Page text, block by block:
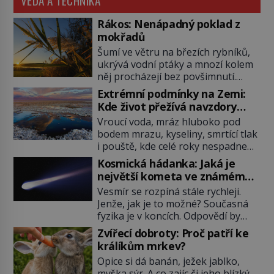
Rákos: Nenápadný poklad z
mokřadů
Šumí ve větru na březích rybníků,
ukrývá vodní ptáky a mnozí kolem
něj procházejí bez povšimnutí.
Přesto právě rákos pomáhal stavět
domy, vyrábět lodě, zapisovat první
texty a inspiroval řadu pověstí.
Tato skromná, ale užitečná
rostlina provází člověka už tisíce
let. Většina lidí vnímá rákos jen jako
obyčejnou kulisu letního koupání.
Stačí se však podívat […]
Extrémní podmínky na Zemi:
Kde život přežívá navzdory
všemu
Vroucí voda, mráz hluboko pod
bodem mrazu, kyseliny, smrtící tlak
i pouště, kde celé roky nespadne
jediná kapka deště. Na první
pohled místa, kde nemůže
existovat vůbec nic. Přesto právě
tady vědci objevují organismy,
které posouvají hranice života.
Každý nový nález mění naše
představy o tom, co všechno
dokáže příroda a napovídá, kde
bychom jednou […]
Kosmická hádanka: Jaká je
největší kometa ve známém
vesmíru?
Vesmír se rozpíná stále rychleji.
Jenže, jak je to možné? Současná
fyzika je v koncích. Odpovědí by
mohla být hypotetická temná
energie. Právě na tu se zaměří
pozornost dvojice zkušených
astronomů. Namísto ní ale objeví
Zvířecí dobroty: Proč patří ke
králíkům mrkev?
Opice si dá banán, ježek jablko,